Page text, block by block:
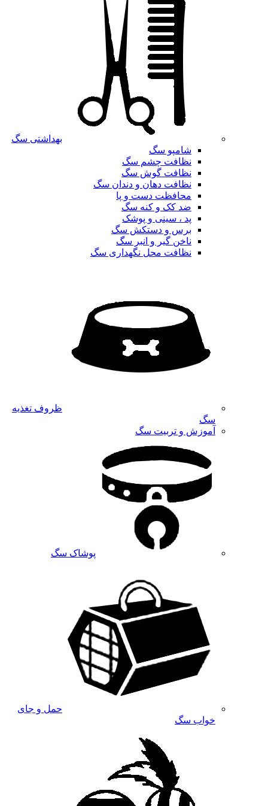
بهداشتی سگ
شامپو سگ
نظافت چشم سگ
نظافت گوش سگ
نظافت دهان و دندان سگ
محافظت دست و پا
ضد کک و کنه سگ
پد ، سینی و پوشک
برس و دستکش سگ
ناخن گیر و انبر سگ
نظافت محل نگهداری سگ
ظروف تغذیه
سگ
آموزش و تربیت سگ
پوشاک سگ
حمل و جای
خواب سگ